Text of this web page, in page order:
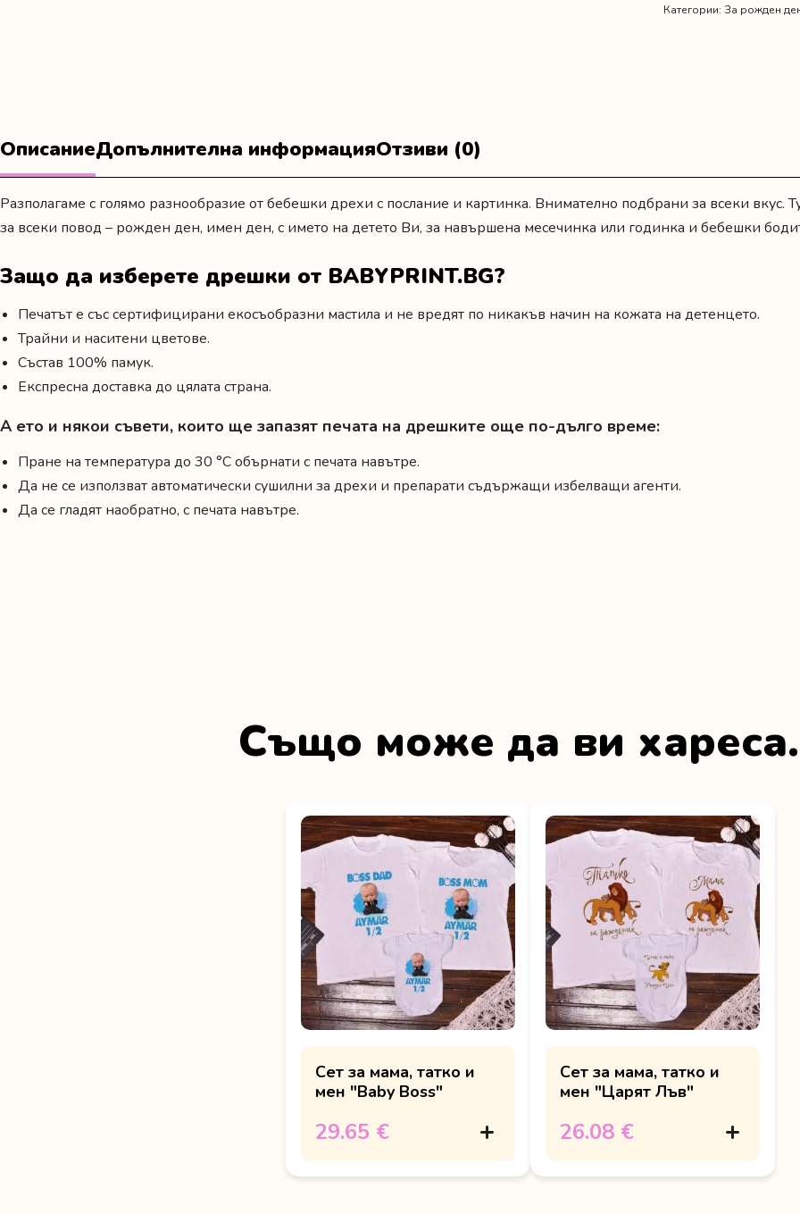
мен
Категории: За рожден
ОписаниеДопълнителна информацияОтзиви (0)
Разполагаме с голямо разнообразие от бебешки дрехи с послание и картинка. Внимателно подбрани за всеки
за всеки повод – рожден ден, имен ден, с името на детето Ви, за навършена месечинка или годинка и бебешки
Защо да изберете дрешки от BABYPRINT.BG?
Печатът е със сертифицирани екосъобразни мастила и не вредят по никакъв начин на кожата на детенцето.
Трайни и наситени цветове.
Състав 100% памук.
Експресна доставка до цялата страна.
А ето и някои съвети, които ще запазят печата на дрешките още по-дълго време:
Пране на температура до 30 °C обърнати с печата навътре.
Да не се използват автоматически сушилни за дрехи и препарати съдържащи избелващи агенти.
Да се гладят наобратно, с печата навътре.
Също може да ви
Сет за мама, татко и
мен "Baby Boss"
29.65 €
Сет за мама, татко и
мен "Царят Лъв"
26.08 €